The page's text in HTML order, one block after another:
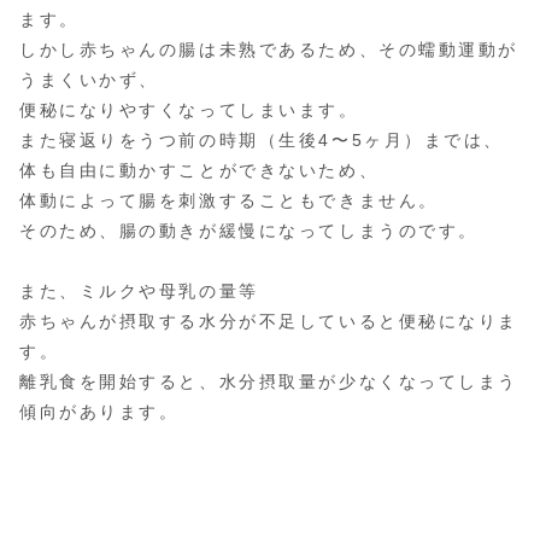
ます。
しかし赤ちゃんの腸は未熟であるため、その蠕動運動が
うまくいかず、
便秘になりやすくなってしまいます。
また寝返りをうつ前の時期（生後4〜5ヶ月）までは、
体も自由に動かすことができないため、
体動によって腸を刺激することもできません。
そのため、腸の動きが緩慢になってしまうのです。
また、ミルクや母乳の量等
赤ちゃんが摂取する水分が不足していると便秘になりま
す。
離乳食を開始すると、水分摂取量が少なくなってしまう
傾向があります。